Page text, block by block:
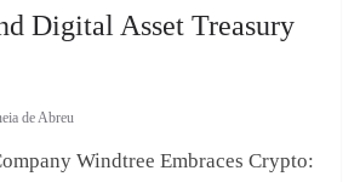
Digital Asset Treasury
de Abreu
Windtree Embraces Crypto: